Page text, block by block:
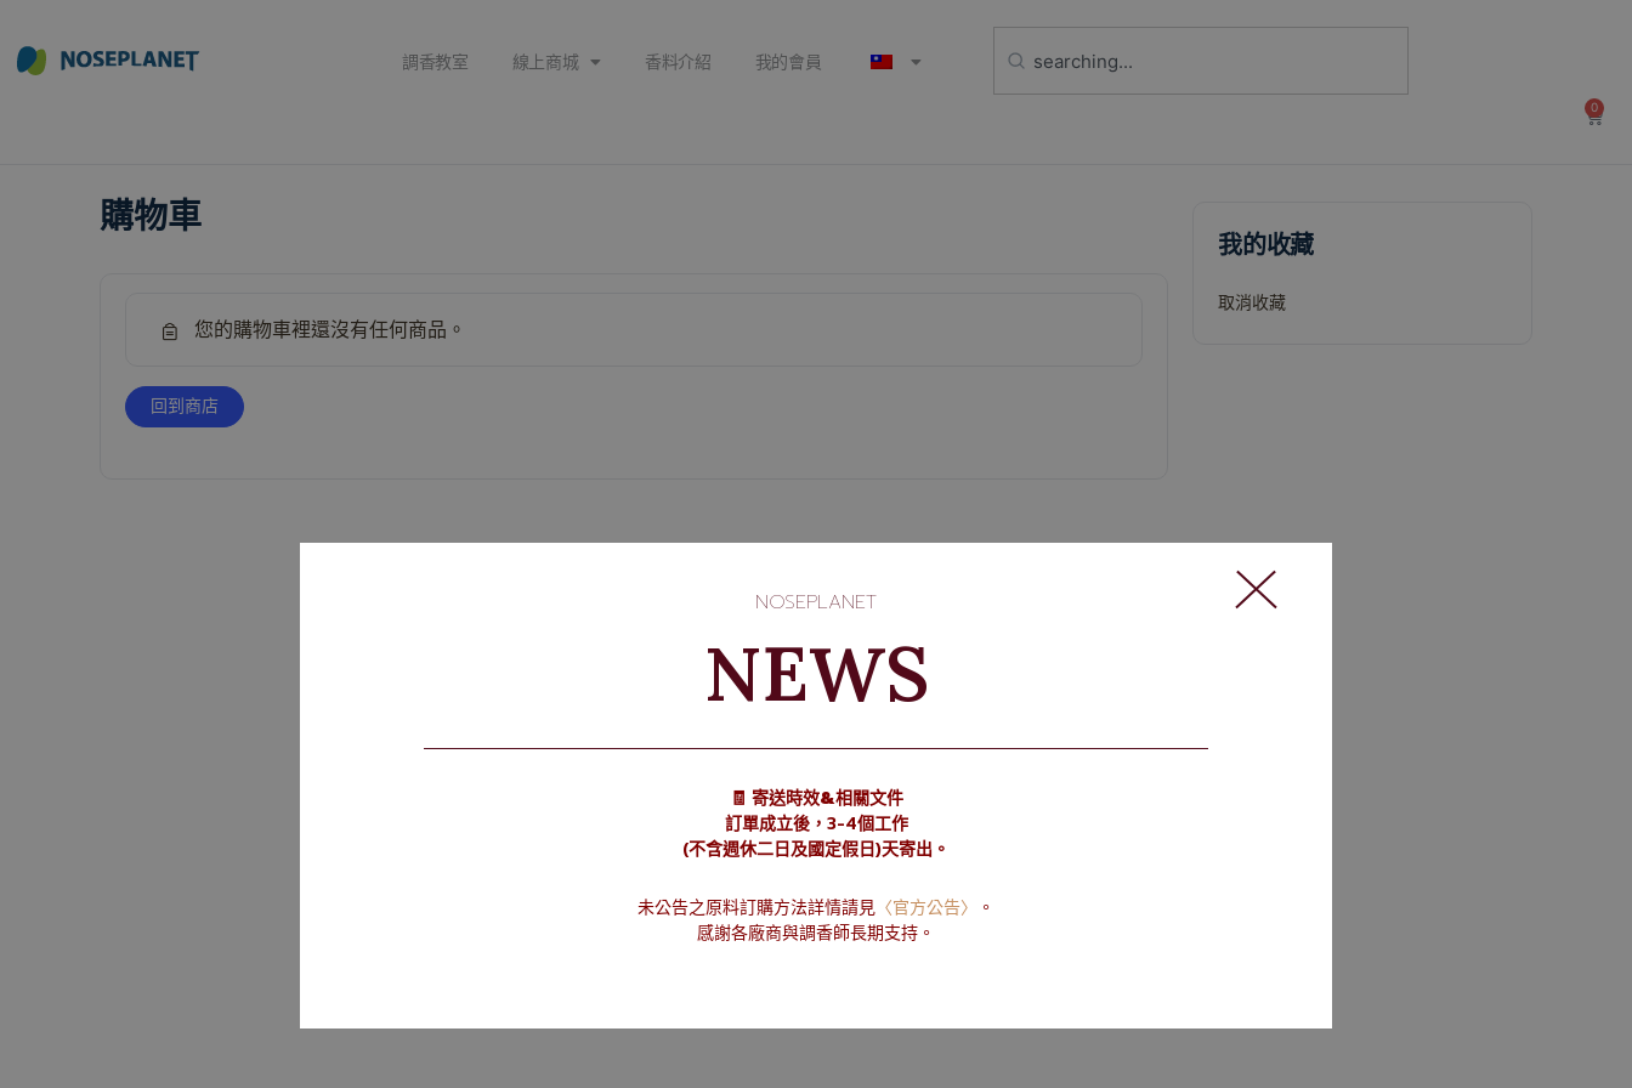
調香教室 線上商城 香料介紹 我的會員
0
購物車
您的購物車裡還沒有任何商品。
回到商店
我的收藏
取消收藏
NOSEPLANET
NEWS
🧾 寄送時效&相關文件
訂單成立後，3-4個工作
(不含週休二日及國定假日)天寄出。
未公告之原料訂購方法詳情請見 〈官方公告〉
。
感謝各廠商與調香師長期支持。